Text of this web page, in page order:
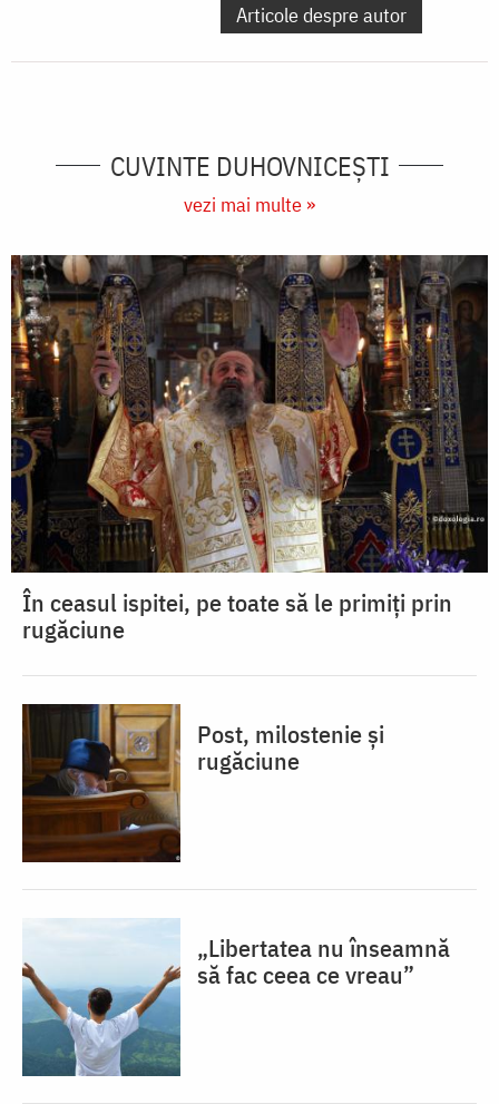
Articole despre autor
CUVINTE DUHOVNICEȘTI
vezi mai multe »
În ceasul ispitei, pe toate să le primiți prin
rugăciune
Post, milostenie și
rugăciune
„Libertatea nu înseamnă
să fac ceea ce vreau”